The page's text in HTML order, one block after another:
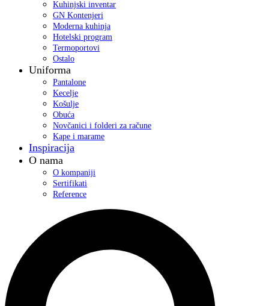
Kuhinjski inventar
GN Kontenjeri
Moderna kuhinja
Hotelski program
Termoportovi
Ostalo
Uniforma
Pantalone
Kecelje
Košulje
Obuća
Novčanici i folderi za račune
Kape i marame
Inspiracija
O nama
O kompaniji
Sertifikati
Reference